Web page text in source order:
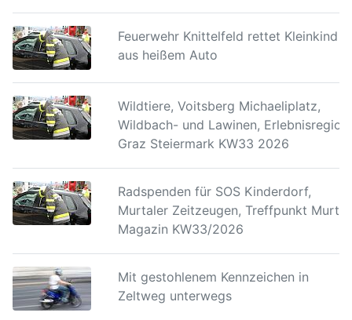
Feuerwehr Knittelfeld rettet Kleinkind
aus heißem Auto
Wildtiere, Voitsberg Michaeliplatz,
Wildbach- und Lawinen, Erlebnisregion
Graz Steiermark KW33 2026
Radspenden für SOS Kinderdorf,
Murtaler Zeitzeugen, Treffpunkt Murtal
Magazin KW33/2026
Mit gestohlenem Kennzeichen in
Zeltweg unterwegs